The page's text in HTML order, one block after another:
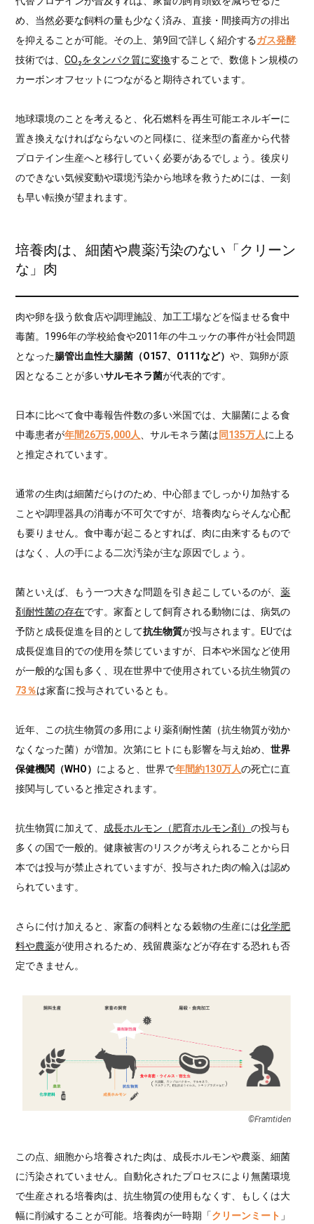
め、当然必要な飼料の量も少なく済み、直接・間接両方の排出
を抑えることが可能。その上、第9回で詳しく紹介するガス発酵
技術では、CO₂をタンパク質に変換することで、数億トン規模の
カーボンオフセットにつながると期待されています。
地球環境のことを考えると、化石燃料を再生可能エネルギーに
置き換えなければならないのと同様に、従来型の畜産から代替
プロテイン生産へと移行していく必要があるでしょう。後戻り
のできない気候変動や環境汚染から地球を救うためには、一刻
も早い転換が望まれます。
培養肉は、細菌や農薬汚染のない「クリーン
な」肉
肉や卵を扱う飲食店や調理施設、加工工場などを悩ませる食中
毒菌。1996年の学校給食や2011年の牛ユッケの事件が社会問題
となった腸管出血性大腸菌（O157、O111など）や、鶏卵が原
因となることが多いサルモネラ菌が代表的です。
日本に比べて食中毒報告件数の多い米国では、大腸菌による食
中毒患者が年間26万5,000人 、サルモネラ菌は同135万人に上る
と推定されています。
通常の生肉は細菌だらけのため、中心部までしっかり加熱する
ことや調理器具の消毒が不可欠ですが、培養肉ならそんな心配
も要りません。食中毒が起こるとすれば、肉に由来するもので
はなく、人の手による二次汚染が主な原因でしょう。
菌といえば、もう一つ大きな問題を引き起こしているのが、薬
剤耐性菌の存在です。家畜として飼育される動物には、病気の
予防と成長促進を目的として抗生物質が投与されます。EUでは
成長促進目的での使用を禁じていますが、日本や米国など使用
が一般的な国も多く、現在世界中で使用されている抗生物質の
73％は家畜に投与されているとも。
近年、この抗生物質の多用により薬剤耐性菌（抗生物質が効か
なくなった菌）が増加。次第にヒトにも影響を与え始め、世界
保健機関（WHO） によると、世界で年間約130万人の死亡に直
接関与していると推定されます。
抗生物質に加えて、 成長ホルモン（肥育ホルモン剤）の投与も
多くの国で一般的。健康被害のリスクが考えられることから日
本では投与が禁止されていますが、投与された肉の輸入は認め
られています。
さらに付け加えると、家畜の飼料となる穀物の生産には化学肥
料や農薬が使用されるため、残留農薬などが存在する恐れも否
定できません。
©︎Framtiden
この点、細胞から培養された肉は、成長ホルモンや農薬、細菌
に汚染されていません。自動化されたプロセスにより無菌環境
で生産される培養肉は、抗生物質の使用もなくす、もしくは大
幅に削減することが可能。培養肉が一時期「クリーンミート 」